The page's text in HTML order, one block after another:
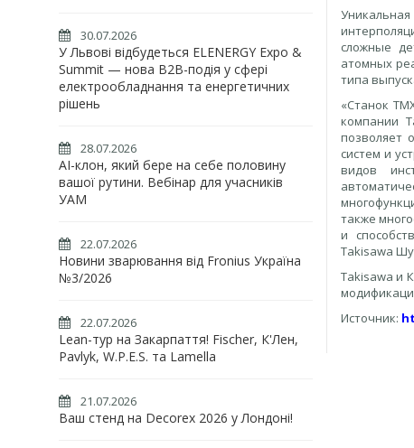
30.07.2026
У Львові відбудеться ELENERGY Expo &
Summit — нова B2B-подія у сфері
електрообладнання та енергетичних
рішень
28.07.2026
AI-клон, який бере на себе половину
вашої рутини. Вебінар для учасників
УАМ
22.07.2026
Новини зварювання від Fronius Україна
№3/2026
22.07.2026
Lean-тур на Закарпаття! Fischer, К'Лен,
Pavlyk, W.P.E.S. та Lamella
21.07.2026
Ваш стенд на Decorex 2026 у Лондоні!
сложные
атомных
типа
«Станок
компании
позволяет
систем и
видов
также
и
Takisawa
Takisawa и
Источник: